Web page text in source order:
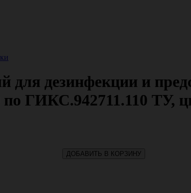
дезинфекции и
ГИКС.942711.110 ТУ,
ДОБАВИТЬ В КОРЗИНУ